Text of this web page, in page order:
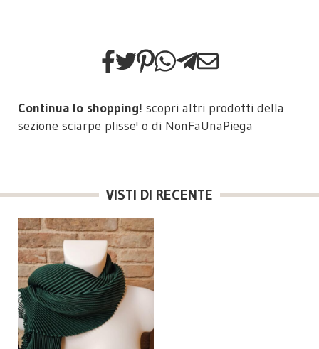
Continua lo shopping! scopri altri prodotti della
sezione sciarpe plisse' o di NonFaUnaPiega
VISTI DI RECENTE